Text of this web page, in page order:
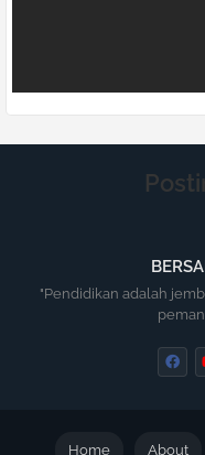
"Pendidikan adalah
Home About